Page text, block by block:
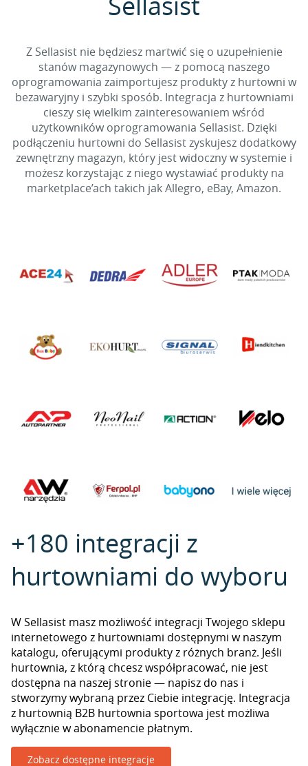
Z Sellasist nie będziesz martwić się o uzupełnienie
stanów magazynowych — z pomocą naszego
oprogramowania zaimportujesz produkty z hurtowni w
bezawaryjny i szybki sposób. Integracja z hurtowniami
cieszy się wielkim zainteresowaniem wśród
użytkowników oprogramowania Sellasist. Dzięki
podłączeniu hurtowni do Sellasist zyskujesz dodatkowy
zewnętrzny magazyn, który jest widoczny w systemie i
możesz korzystając z niego wystawiać produkty na
marketplace’ach takich jak Allegro, eBay, Amazon.
+180 integracji z
hurtowniami do wyboru
W Sellasist masz możliwość integracji Twojego sklepu
internetowego z hurtowniami dostępnymi w naszym
katalogu, oferującymi produkty z różnych branż. Jeśli
hurtownia, z którą chcesz współpracować, nie jest
dostępna na naszej stronie — napisz do nas i
stworzymy wybraną przez Ciebie integrację. Integracja
z hurtownią B2B hurtownia sportowa jest możliwa
wyłącznie w abonamencie płatnym.
Zobacz dostępne integracje